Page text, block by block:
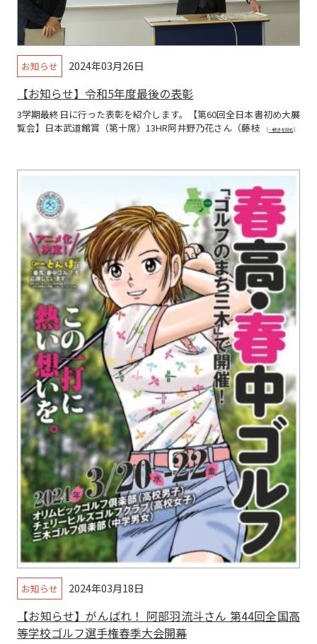
お知らせ 2024年03月26日
【お知らせ】令和5年度最後の表彰
3学期最終日に行った表彰を紹介します。【第60回全日本書初め大展
覧会】日本武道館賞（第十席）13HR阿井野乃花さん（藤枝
[…続きを読む]
お知らせ 2024年03月18日
【お知らせ】がんばれ！ 阿部羽流斗さん 第44回全国高
等学校ゴルフ選手権春季大会開幕